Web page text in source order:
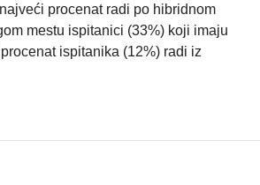
procenat radi po hibridnom
mestu ispitanici (33%) koji imaju
ispitanika (12%) radi iz